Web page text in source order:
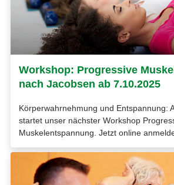
Workshop: Progressive
nach Jacobsen ab 7.10.2025
Körperwahrnehmung und Entspannung:
startet unser nächster Workshop
Muskelentspannung. Jetzt online